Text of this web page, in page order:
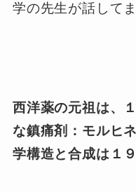
学の先生が話してま
西洋薬の元祖は、
な鎮痛剤：モルヒ
学構造と合成は１